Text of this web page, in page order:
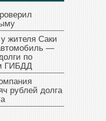
жителя Саки
—
по
ГИБДД
рублей долга